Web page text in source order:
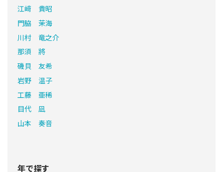
江﨑 貴昭
門脇 茉海
川村 竜之介
那須 將
磯貝 友希
岩野 温子
工藤 亜稀
目代 凪
山本 奏音
年で探す